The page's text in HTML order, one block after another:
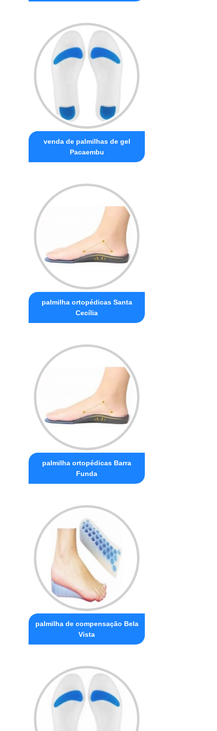
venda de palmilhas de gel
Pacaembu
palmilha ortopédicas Santa
Cecília
palmilha ortopédicas Barra
Funda
palmilha de compensação Bela
Vista